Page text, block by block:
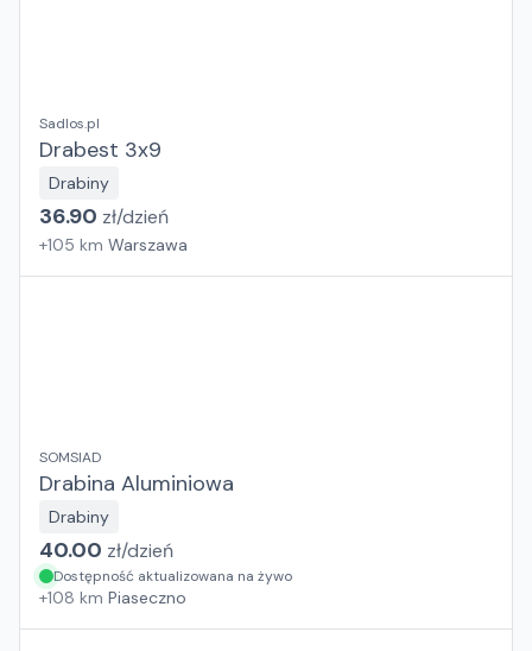
Sadlos.pl
Drabest 3x9
Drabiny
36.90 zł/dzień
+105 km Warszawa
SOMSIAD
Drabina Aluminiowa
Drabiny
40.00 zł/dzień
Dostępność aktualizowana na żywo
+108 km Piaseczno